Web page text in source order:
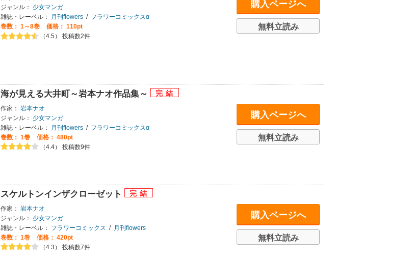
ジャンル：
少女マンガ
雑誌・レーベル：
月刊flowers / フラワーコミックスα
巻数： 1～8巻
価格： 110pt
（4.5） 投稿数2件
購入ページへ
無料立読み
海が見える大井町～岩本ナオ作品集～
作家： 岩本ナオ
ジャンル：
少女マンガ
雑誌・レーベル：
月刊flowers / フラワーコミックスα
巻数： 1巻
価格： 480pt
（4.4） 投稿数9件
購入ページへ
無料立読み
スケルトンインザクローゼット
作家： 岩本ナオ
ジャンル：
少女マンガ
雑誌・レーベル：
フラワーコミックス /
月刊flowers
巻数： 1巻
価格： 420pt
（4.3） 投稿数7件
購入ページへ
無料立読み